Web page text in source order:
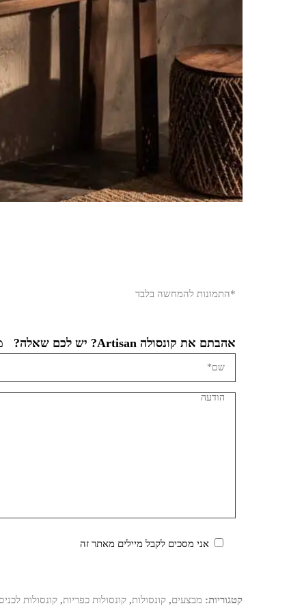
*התמונות להמחשה בלבד
אהבתם את קונסולה Artisan? יש לכם שאלה?
אני מסכים לקבל מיילים מאתר זה
קטגוריות: מבצעים, קונסולות, קונסולות כפריות, קונסולות